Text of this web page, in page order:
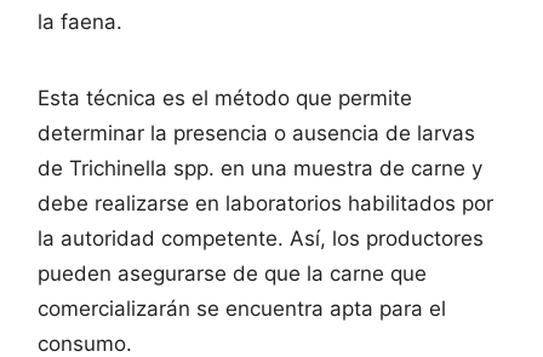
la faena.
Esta técnica es el método que permite
determinar la presencia o ausencia de larvas
de Trichinella spp. en una muestra de carne y
debe realizarse en laboratorios habilitados por
la autoridad competente. Así, los productores
pueden asegurarse de que la carne que
comercializarán se encuentra apta para el
consumo.